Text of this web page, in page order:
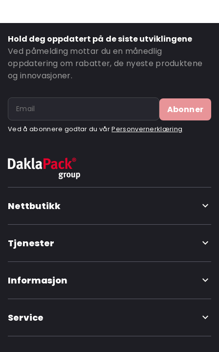
Ordre-ID: 460148
Hold deg oppdatert på de siste utviklingene
Ved påmelding mottar du en månedlig
oppdatering om rabatter, de nyeste produktene
og innovasjoner.
Abonner
Ved å abonnere godtar du vårPersonvernerklæring
Nettbutikk
Tjenester
Informasjon
Service